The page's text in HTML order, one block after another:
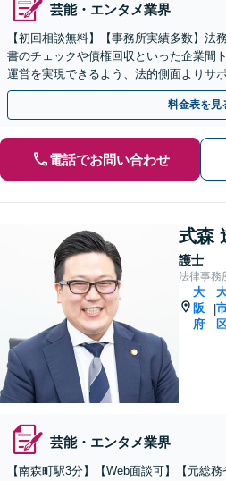
芸能・エンタメ業界
【初回相談無料】【事務所実績多数】法
書のチェックや債権回収といった企業間
運営を実現できるよう、法的側面よりサ
間面談可】【北浜駅1分】
料金表を見
電話でお問い合わせ
式森
護士
法律事務
大
阪
府
|
芸能・エンタメ業界
【南森町駅3分】【Web面談可】【元総